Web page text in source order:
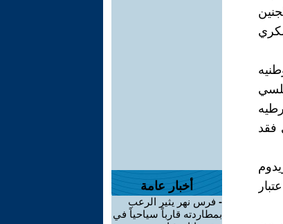
فقد
أخبار عامة
- فرس نهر يثير الرعب
بمطاردته قارباً سياحياً في